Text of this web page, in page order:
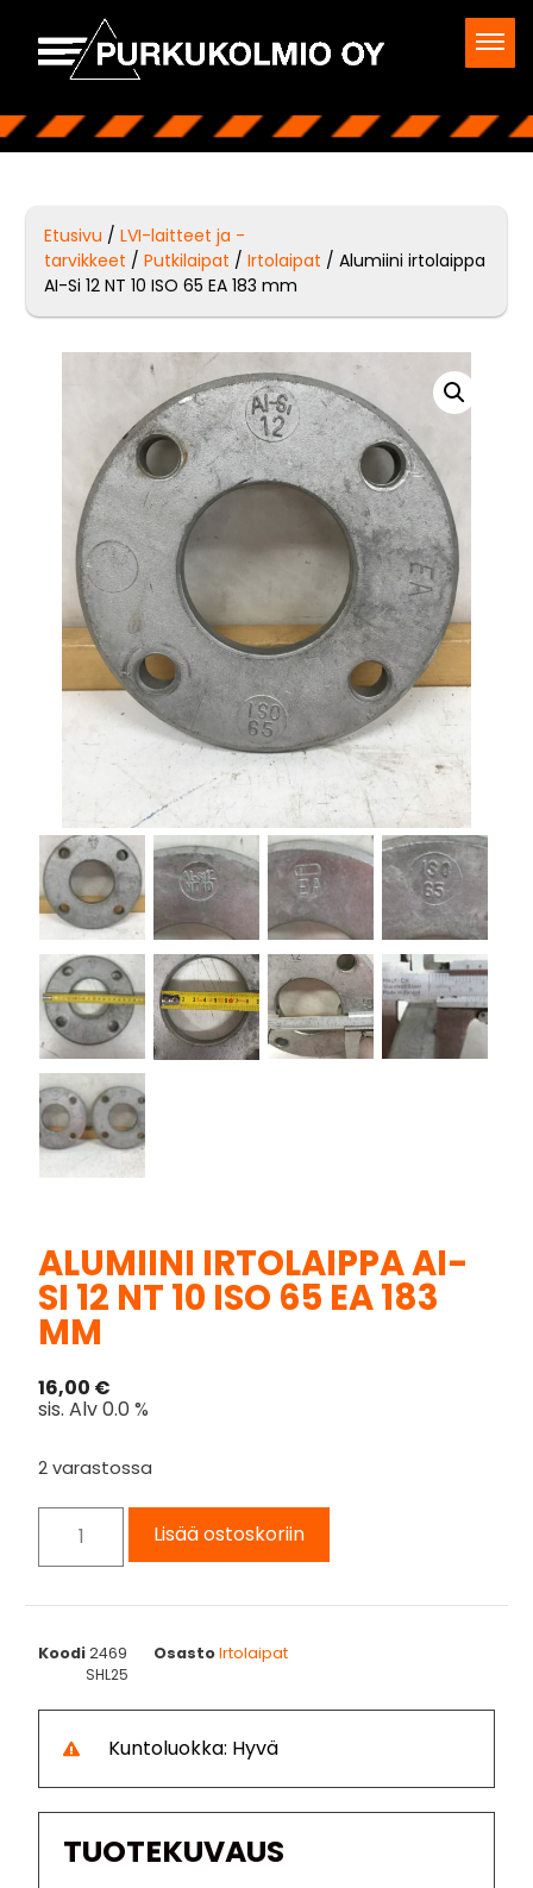
Etusivu /LVI-laitteet ja -
tarvikkeet /Putkilaipat /Irtolaipat / Alumiini irtolaippa
AI-Si 12 NT 10 ISO 65 EA 183 mm
ALUMIINI IRTOLAIPPA AI-
SI 12 NT 10 ISO 65 EA 183
MM
16,00 €
sis. Alv 0.0 %
2 varastossa
Lisää ostoskoriin
Koodi2469 OsastoIrtolaipat
SHL25
Kuntoluokka: Hyvä
TUOTEKUVAUS